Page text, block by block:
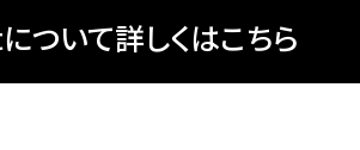
ついて詳しくはこちら